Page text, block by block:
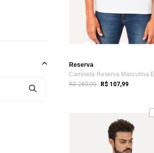
Reserva
R$ 269,99 R$ 107,99